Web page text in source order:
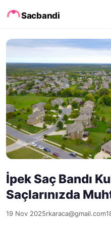
Sacbandi
İpek Saç Bandı
Saçlarınızda
19 Nov 2025rkaraca@gmail.com